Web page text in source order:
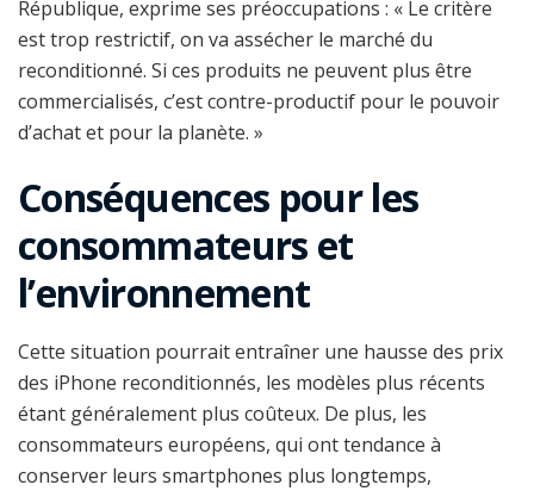
République, exprime ses préoccupations : « Le critère
est trop restrictif, on va assécher le marché du
reconditionné. Si ces produits ne peuvent plus être
commercialisés, c’est contre-productif pour le pouvoir
d’achat et pour la planète. »
Conséquences pour les
consommateurs et
l’environnement
Cette situation pourrait entraîner une hausse des prix
des iPhone reconditionnés, les modèles plus récents
étant généralement plus coûteux. De plus, les
consommateurs européens, qui ont tendance à
conserver leurs smartphones plus longtemps,